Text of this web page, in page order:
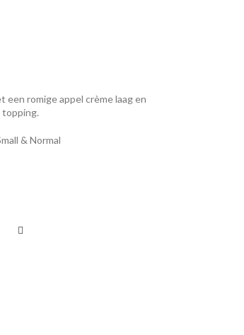
een romige appel crème laag en
topping.
& Normal